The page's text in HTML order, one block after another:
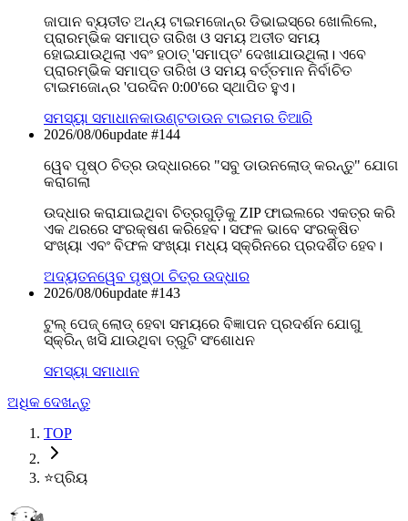
ଜାପାନ ବ୍ୟତୀତ ଅନ୍ୟ ଟାଇମଜୋନ୍‌ର ଡିଭାଇସ୍‌ରେ ଖୋଲିଲେ,
ପ୍ରାରମ୍ଭିକ ସମାପ୍ତ ତାରିଖ ଓ ସମୟ ଅତୀତ ସମୟ
ହୋଇଯାଉଥିଲା ଏବଂ ହଠାତ୍ 'ସମାପ୍ତ' ଦେଖାଯାଉଥିଲା। ଏବେ
ପ୍ରାରମ୍ଭିକ ସମାପ୍ତ ତାରିଖ ଓ ସମୟ ବର୍ତ୍ତମାନ ନିର୍ବାଚିତ
ଟାଇମଜୋନ୍‌ର 'ପରଦିନ 0:00'ରେ ସ୍ଥାପିତ ହୁଏ।
ସମସ୍ୟା ସମାଧାନକାଉଣ୍ଟଡାଉନ ଟାଇମର ତିଆରି
2026/08/06update #144
ୱେବ ପୃଷ୍ଠ ଚିତ୍ର ଉଦ୍ଧାରରେ "ସବୁ ଡାଉନଲୋଡ୍ କରନ୍ତୁ" ଯୋଗ
କରାଗଲା
ଉଦ୍ଧାର କରାଯାଇଥିବା ଚିତ୍ରଗୁଡ଼ିକୁ ZIP ଫାଇଲରେ ଏକତ୍ର କରି
ଏକ ଥରରେ ସଂରକ୍ଷଣ କରିହେବ। ସଫଳ ଭାବେ ସଂରକ୍ଷିତ
ସଂଖ୍ୟା ଏବଂ ବିଫଳ ସଂଖ୍ୟା ମଧ୍ୟ ସ୍କ୍ରିନରେ ପ୍ରଦର୍ଶିତ ହେବ।
ଅଦ୍ୟତନୱେବ ପୃଷ୍ଠା ଚିତ୍ର ଉଦ୍ଧାର
2026/08/06update #143
ଟୁଲ୍ ପେଜ୍ ଲୋଡ୍ ହେବା ସମୟରେ ବିଜ୍ଞାପନ ପ୍ରଦର୍ଶନ ଯୋଗୁ
ସ୍କ୍ରିନ୍ ଖସି ଯାଉଥିବା ତ୍ରୁଟି ସଂଶୋଧନ
ସମସ୍ୟା ସମାଧାନ
ଅଧିକ ଦେଖନ୍ତୁ
TOP
⭐ପ୍ରିୟ